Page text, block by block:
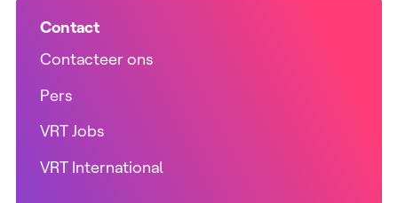
Contact
Contacteer ons
Pers
VRT Jobs
VRT International